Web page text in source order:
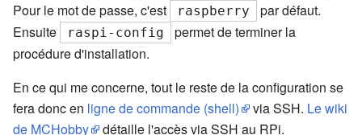
Pour le mot de passe, c'est
raspberry
par défaut.
Ensuite
raspi-config
permet de terminer la
procédure d'installation.
En ce qui me concerne, tout le reste de la configuration se
fera donc en ligne de commande (shell) via SSH. Le wiki
de MCHobby
détaille l'accès via SSH au RPi.